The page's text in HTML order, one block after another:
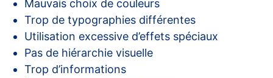
Mauvais choix de couleurs
Trop de typographies différentes
Utilisation excessive d’effets spéciaux
Pas de hiérarchie visuelle
Trop d’informations